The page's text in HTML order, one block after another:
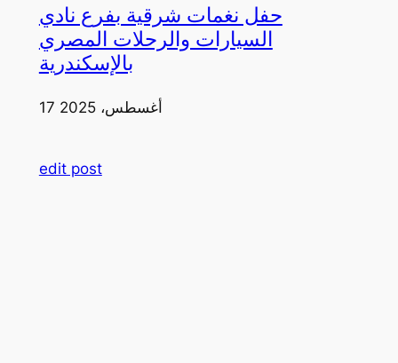
حفل نغمات شرقية بفرع نادي
السيارات والرحلات المصري
بالإسكندرية
17 أغسطس، 2025
edit post